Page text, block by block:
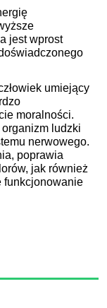
jest wprost
umiejący
moralności.
ludzki
nerwowego.
poprawia
jak również
funkcjonowanie